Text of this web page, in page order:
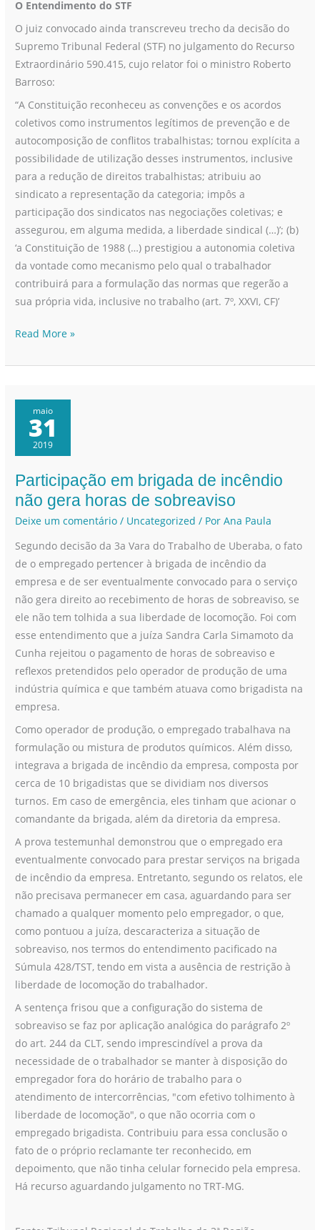
O Entendimento do STF
O juiz convocado ainda transcreveu trecho da decisão do
Supremo Tribunal Federal (STF) no julgamento do Recurso
Extraordinário 590.415, cujo relator foi o ministro Roberto
Barroso:
“A Constituição reconheceu as convenções e os acordos
coletivos como instrumentos legítimos de prevenção e de
autocomposição de conflitos trabalhistas; tornou explícita a
possibilidade de utilização desses instrumentos, inclusive
para a redução de direitos trabalhistas; atribuiu ao
sindicato a representação da categoria; impôs a
participação dos sindicatos nas negociações coletivas; e
assegurou, em alguma medida, a liberdade sindical (…)’; (b)
‘a Constituição de 1988 (…) prestigiou a autonomia coletiva
da vontade como mecanismo pelo qual o trabalhador
contribuirá para a formulação das normas que regerão a
sua própria vida, inclusive no trabalho (art. 7º, XXVI, CF)’
Read More »
maio
31
2019
Participação em brigada de incêndio
não gera horas de sobreaviso
Deixe um comentário / Uncategorized / PorAna Paula
Segundo decisão da 3a Vara do Trabalho de Uberaba, o fato
de o empregado pertencer à brigada de incêndio da
empresa e de ser eventualmente convocado para o serviço
não gera direito ao recebimento de horas de sobreaviso, se
ele não tem tolhida a sua liberdade de locomoção. Foi com
esse entendimento que a juíza Sandra Carla Simamoto da
Cunha rejeitou o pagamento de horas de sobreaviso e
reflexos pretendidos pelo operador de produção de uma
indústria química e que também atuava como brigadista na
empresa.
Como operador de produção, o empregado trabalhava na
formulação ou mistura de produtos químicos. Além disso,
integrava a brigada de incêndio da empresa, composta por
cerca de 10 brigadistas que se dividiam nos diversos
turnos. Em caso de emergência, eles tinham que acionar o
comandante da brigada, além da diretoria da empresa.
A prova testemunhal demonstrou que o empregado era
eventualmente convocado para prestar serviços na brigada
de incêndio da empresa. Entretanto, segundo os relatos, ele
não precisava permanecer em casa, aguardando para ser
chamado a qualquer momento pelo empregador, o que,
como pontuou a juíza, descaracteriza a situação de
sobreaviso, nos termos do entendimento pacificado na
Súmula 428/TST, tendo em vista a ausência de restrição à
liberdade de locomoção do trabalhador.
A sentença frisou que a configuração do sistema de
sobreaviso se faz por aplicação analógica do parágrafo 2º
do art. 244 da CLT, sendo imprescindível a prova da
necessidade de o trabalhador se manter à disposição do
empregador fora do horário de trabalho para o
atendimento de intercorrências, "com efetivo tolhimento à
liberdade de locomoção", o que não ocorria com o
empregado brigadista. Contribuiu para essa conclusão o
fato de o próprio reclamante ter reconhecido, em
depoimento, que não tinha celular fornecido pela empresa.
Há recurso aguardando julgamento no TRT-MG.
Participação
em
brigada
incêndio
não
gera
horas
de
sobreaviso